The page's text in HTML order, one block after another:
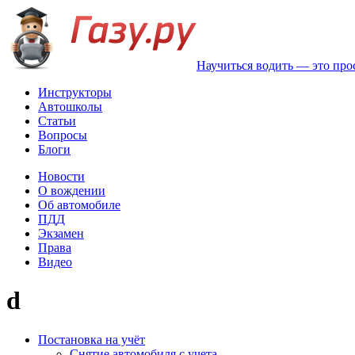
Научиться водить — это
Инструкторы
Автошколы
Статьи
Вопросы
Блоги
Новости
О вождении
Об автомобиле
ПДД
Экзамен
Права
Видео
d
Постановка на учёт